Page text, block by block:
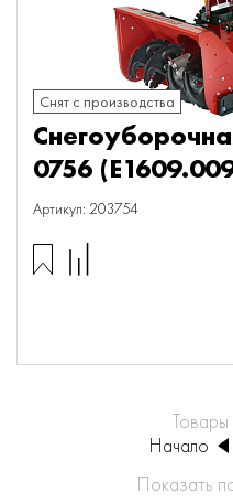
Снят с производства
0756
Артикул: 203754
Товары
Начало
Показать